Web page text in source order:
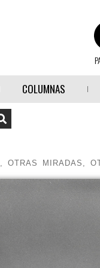
COLUMNAS
, OTRAS MIRADAS,